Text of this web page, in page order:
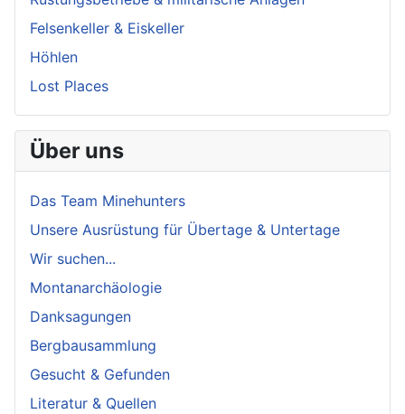
Felsenkeller & Eiskeller
Höhlen
Lost Places
Über uns
Das Team Minehunters
Unsere Ausrüstung für Übertage & Untertage
Wir suchen...
Montanarchäologie
Danksagungen
Bergbausammlung
Gesucht & Gefunden
Literatur & Quellen